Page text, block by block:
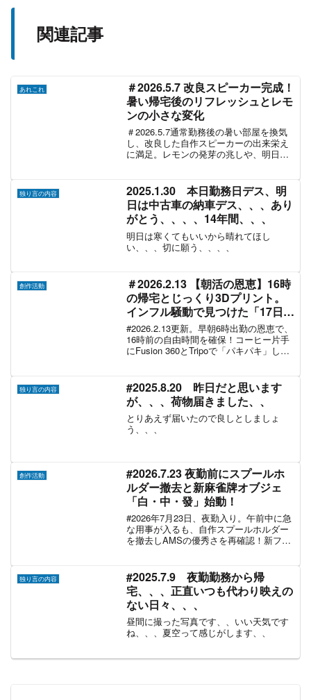
関連記事
あれこれ
＃2026.5.7 改良スピーカー完成！
暑い帰宅後のリフレッシュとレモ
ンの小さな変化
＃2026.5.7通常勤務後の暑い部屋を換気
し、改良した自作スピーカーの出来栄え
に満足。レモンの発芽の兆しや、明日の
独り言の内容
2025.1.30 本日勤務日デス、明
日は中古車の納車デス、、、あり
がとう、、、、14年間、、、
明日は寒くてもいいから晴れてほし
い、、、切に願う、、、、
創作活動
＃2026.2.13 【朝活の恩恵】16時
の帰宅とじっくり3Dプリント。
インフル騒動で見つけた「17日・
19日の連撃プラン」
#2026.2.13更新。早朝6時出勤の恩恵で、
16時前の自由時間を確保！コーヒー片手
にFusion 360とTripoで「パキパキ」しな
日の「TPE集中攻略」という新たな目標
を掲げたおじさんの奮闘記。
独り言の内容
#2025.8.20 昨日だと思います
が、、、荷物届きました、、
とりあえず届いたので良しとしましょ
う、、、
創作活動
#2026.7.23 夜勤前にスプールホ
ルダー撤去と新麻雀牌オブジェ
「白・中・發」始動！
#2026年7月23日、夜勤入り。午前中に急
な用事が入るも、自作スプールホルダー
を撤去しAMSの優秀さを再確認！新フィ
へ臨むおじさんの日記。
独り言の内容
#2025.7.9 夜勤勤務から帰
宅、、、正直いつも代わり映えの
ない日々、、、
昼間に撮った写真です、、いい天気です
ね、、、夏空って感じがします、、